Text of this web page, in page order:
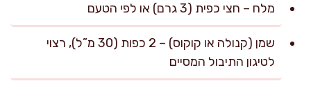
מלח – חצי כפית (3 גרם) או לפי הטעם
שמן (קנולה או קוקוס) – 2 כפות (30 מ”ל), רצוי
לטיגון התיבול המסיים